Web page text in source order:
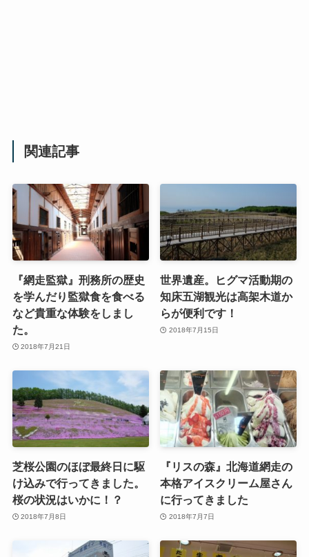
関連記事
『網走監獄』刑務所の歴史
を学んだり監獄食を食べる
など貴重な体験をしまし
た。
2018年7月21日
世界遺産。ヒグマ活動期の
知床五湖観光は高架木道か
らが便利です！
2018年7月15日
芝桜公園のほぼ最終日に駆
け込みで行ってきました。
桜の状況はいかに！？
2018年7月8日
『リスの森』北海道網走の
本格アイスクリーム屋さん
に行ってきました
2018年7月7日